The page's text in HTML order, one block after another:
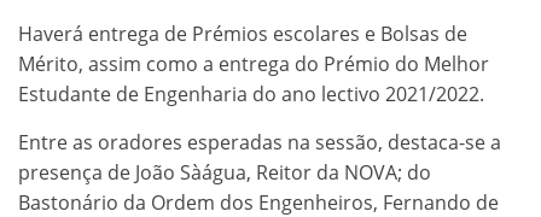
Haverá entrega de Prémios escolares e Bolsas de
Mérito, assim como a entrega do Prémio do Melhor
Estudante de Engenharia do ano lectivo 2021/2022.
Entre as oradores esperadas na sessão, destaca-se a
presença de João Sàágua, Reitor da NOVA; do
Bastonário da Ordem dos Engenheiros, Fernando de